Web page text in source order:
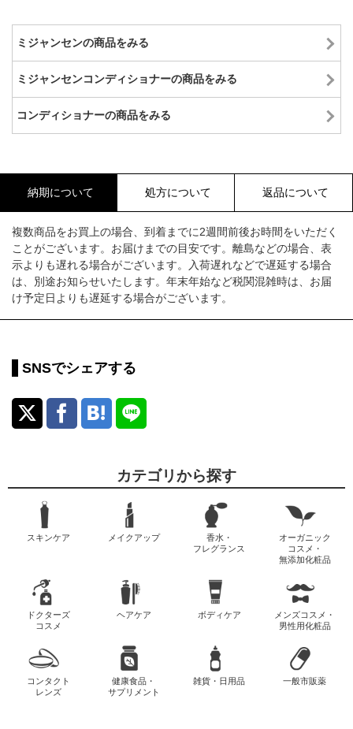
ミジャンセンの商品をみる
ミジャンセンコンディショナーの商品をみる
コンディショナーの商品をみる
納期について 処方について 返品について
複数商品をお買上の場合、到着までに2週間前後お時間をいただく
ことがございます。お届けまでの目安です。離島などの場合、表
示よりも遅れる場合がございます。入荷遅れなどで遅延する場合
は、別途お知らせいたします。年末年始など税関混雑時は、お届
け予定日よりも遅延する場合がございます。
SNSでシェアする
カテゴリから探す
スキンケア メイクアップ
香水・
フレグランス
オーガニック
コスメ・
無添加化粧品
ドクターズ
コスメ
ヘアケア ボディケア
メンズコスメ・
男性用化粧品
コンタクト
レンズ
健康食品・
サプリメント
雑貨・日用品 一般市販薬